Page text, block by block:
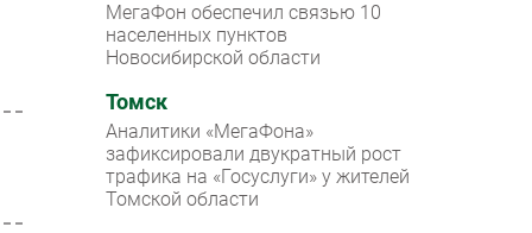
Проекты
IT класс
Тестовый стенд
Каталог компаний
МегаФон обеспечил связью 10
населенных пунктов
Новосибирской области
Томск
Аналитики «МегаФона»
зафиксировали двукратный рост
трафика на «Госуслуги» у жителей
Томской области